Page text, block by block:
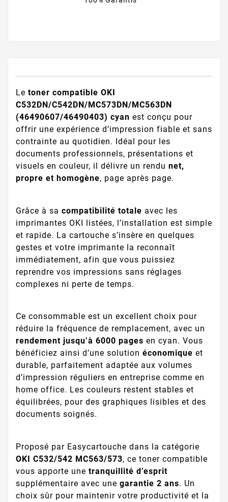
Le toner compatible OKI
C532DN/C542DN/MC573DN/MC563DN
(46490607/46490403) cyan est conçu pour
offrir une expérience d’impression fiable et sans
contrainte au quotidien. Idéal pour les
documents professionnels, présentations et
visuels en couleur, il délivre un rendu net,
propre et homogène, page après page.
Grâce à sa compatibilité totale avec les
imprimantes OKI listées, l’installation est simple
et rapide. La cartouche s’insère en quelques
gestes et votre imprimante la reconnaît
immédiatement, afin que vous puissiez
reprendre vos impressions sans réglages
complexes ni perte de temps.
Ce consommable est un excellent choix pour
réduire la fréquence de remplacement, avec un
rendement jusqu’à 6000 pages en cyan. Vous
bénéficiez ainsi d’une solution économique et
durable, parfaitement adaptée aux volumes
d’impression réguliers en entreprise comme en
home office. Les couleurs restent stables et
équilibrées, pour des graphiques lisibles et des
documents soignés.
Proposé par Easycartouche dans la catégorie
OKI C532/542 MC563/573, ce toner compatible
vous apporte une tranquillité d’esprit
supplémentaire avec une garantie 2 ans. Un
choix sûr pour maintenir votre productivité et la